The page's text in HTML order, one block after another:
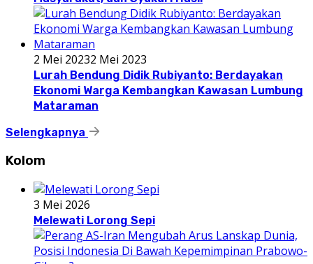
2 Mei 20232 Mei 2023
Lurah Bendung Didik Rubiyanto: Berdayakan
Ekonomi Warga Kembangkan Kawasan Lumbung
Mataraman
Selengkapnya
Kolom
3 Mei 2026
Melewati Lorong Sepi